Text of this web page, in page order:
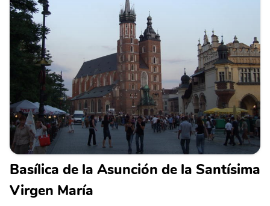
Basílica de la Asunción de la Santísima
Virgen María